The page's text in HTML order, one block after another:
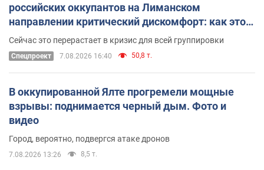
российских оккупантов на Лиманском
направлении критический дискомфорт: как это
удалось
Сейчас это перерастает в кризис для всей группировки
Спецпроект 7.08.2026 16:40 50,8 т.
В оккупированной Ялте прогремели мощные
взрывы: поднимается черный дым. Фото и
видео
Город, вероятно, подвергся атаке дронов
7.08.2026 13:26 8,5 т.